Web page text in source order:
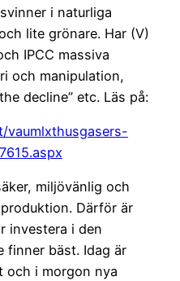
i naturliga
lite grönare. Har (V)
IPCC massiva
och manipulation,
decline” etc. Läs på:
vaumlxthusgasers-
miljövänlig och
Därför är
investera i den
finner bäst. Idag är
och i morgon nya